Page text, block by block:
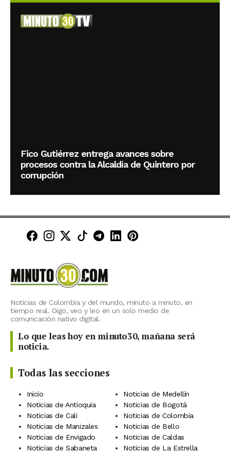
Fico Gutiérrez entrega avances sobre
procesos contra la Alcaldía de Quintero por
corrupción
Minuto30 en Facebook
Minuto30 en Instagram
Minuto30 en X (Twitter)
Minuto30 en TikTok
Canal de Minuto30 en
Minuto30 en LinkedIn
Minuto30 en
Noticias de Colombia y del mundo, minuto a minuto, en
tiempo real. Oigo, veo y leo en un solo medio de
comunicación nativo digital.
Lo que leas hoy en minuto30, mañana será
noticia.
Todas las secciones
Inicio
Noticias de Medellín
Noticias de Antioquia
Noticias de Bogotá
Noticias de Cali
Noticias de Colombia
Noticias de Manizales
Noticias de Bello
Noticias de Envigado
Noticias de Caldas
Noticias de Sabaneta
Noticias de La Estrella